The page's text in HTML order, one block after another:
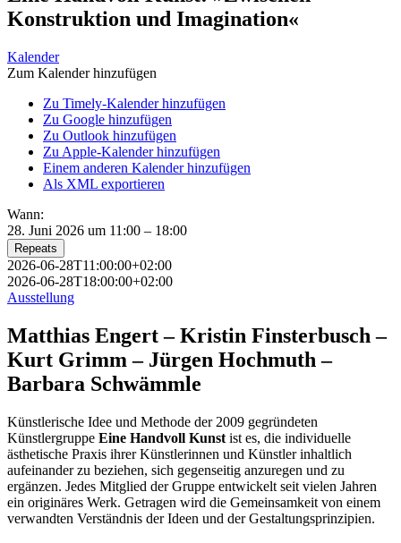
Konstruktion und Imagination«
Kalender
Zum Kalender hinzufügen
Zu Timely-Kalender hinzufügen
Zu Google hinzufügen
Zu Outlook hinzufügen
Zu Apple-Kalender hinzufügen
Einem anderen Kalender hinzufügen
Als XML exportieren
Wann:
28. Juni 2026 um 11:00 – 18:00
Repeats
2026-06-28T11:00:00+02:00
2026-06-28T18:00:00+02:00
Ausstellung
Matthias Engert – Kristin Finsterbusch –
Kurt Grimm – Jürgen Hochmuth –
Barbara Schwämmle
Künstlerische Idee und Methode der 2009 gegründeten
Künstlergruppe Eine Handvoll Kunst ist es, die individuelle
ästhetische Praxis ihrer Künstlerinnen und Künstler inhaltlich
aufeinander zu beziehen, sich gegenseitig anzuregen und zu
ergänzen. Jedes Mitglied der Gruppe entwickelt seit vielen Jahren
ein originäres Werk. Getragen wird die Gemeinsamkeit von einem
verwandten Verständnis der Ideen und der Gestaltungsprinzipien.